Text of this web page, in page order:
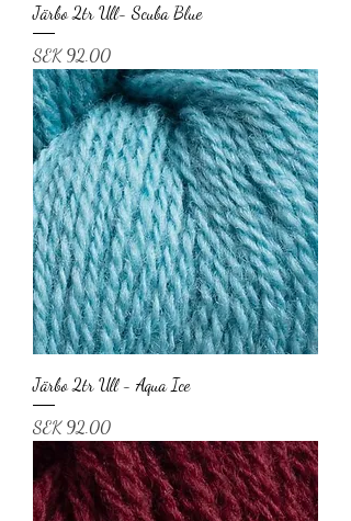
Järbo 2tr Ull- Scuba Blue
Price
SEK 92.00
Järbo 2tr Ull - Aqua Ice
Price
SEK 92.00